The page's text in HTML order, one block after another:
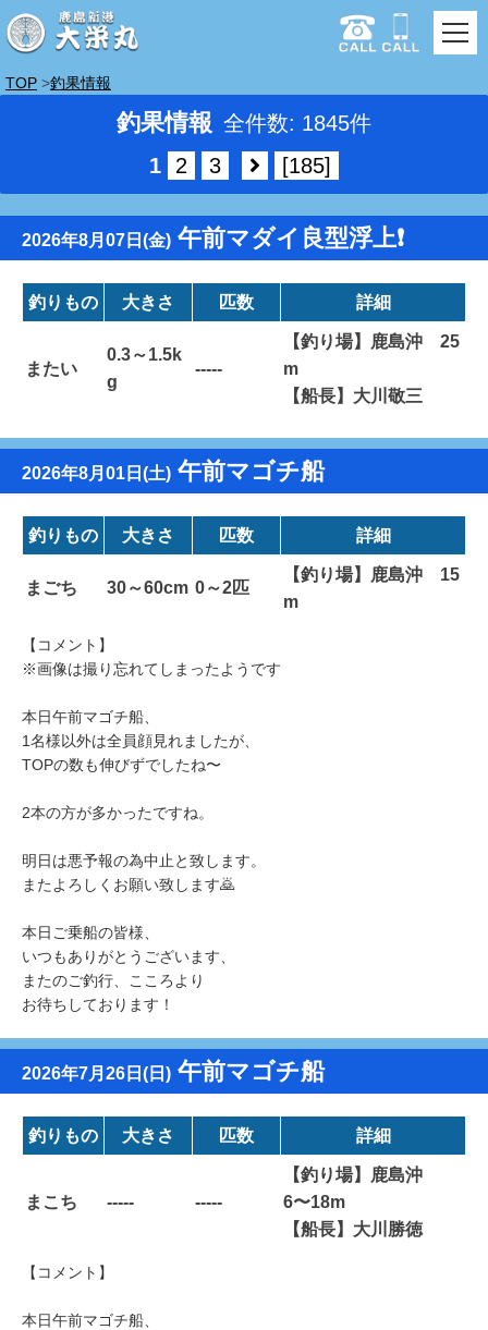
TOP 釣果情報
釣果情報 全件数: 1845件
1
2 3 [185]
2026年8月07日(金) 午前マダイ良型浮上❗️
釣りもの 大きさ 匹数 詳細
またい
0.3～1.5k
g
-----
【釣り場】鹿島沖 25
m
【船長】大川敬三
2026年8月01日(土) 午前マゴチ船
釣りもの 大きさ 匹数 詳細
まごち 30～60cm 0～2匹
【釣り場】鹿島沖 15
m
【コメント】
※画像は撮り忘れてしまったようです
本日午前マゴチ船、
1名様以外は全員顔見れましたが、
TOPの数も伸びずでしたね〜
2本の方が多かったですね。
明日は悪予報の為中止と致します。
またよろしくお願い致します🙇
本日ご乗船の皆様、
いつもありがとうございます、
またのご釣行、こころより
お待ちしております！
2026年7月26日(日) 午前マゴチ船
釣りもの 大きさ 匹数 詳細
まこち ----- -----
【釣り場】鹿島沖
6〜18m
【船長】大川勝徳
【コメント】
本日午前マゴチ船、